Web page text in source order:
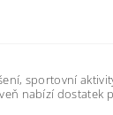
sportovní
nabízí dostatek